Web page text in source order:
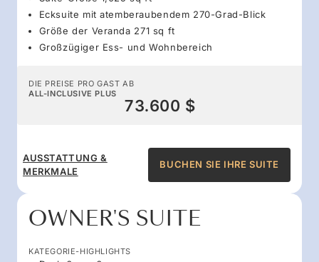
Ecksuite mit atemberaubendem 270-Grad-Blick
Größe der Veranda 271 sq ft
Großzügiger Ess- und Wohnbereich
DIE PREISE PRO GAST AB
ALL-INCLUSIVE PLUS
73.600 $
AUSSTATTUNG &
MERKMALE
BUCHEN SIE IHRE SUITE
OWNER'S SUITE
KATEGORIE-HIGHLIGHTS